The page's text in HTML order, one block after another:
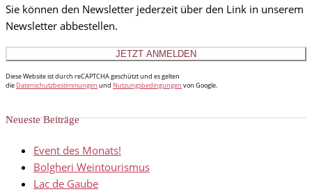
Sie können den Newsletter jederzeit über den Link in unserem
Newsletter abbestellen.
Diese Website ist durch reCAPTCHA geschützt und es gelten
die Datenschutzbestimmungen und Nutzungsbedingungen von Google.
Neueste Beiträge
Event des Monats!
Bolgheri Weintourismus
Lac de Gaube